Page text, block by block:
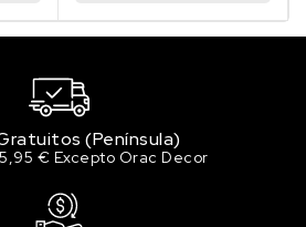
(Península)
€ Excepto Orac Decor